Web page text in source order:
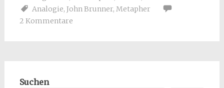
Analogie, John Brunner, Metapher
2 Kommentare
Suchen